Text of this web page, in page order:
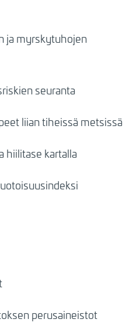
ja myrskytuhojen
seuranta
liian tiheissä metsissä
hiilitase kartalla
perusaineistot